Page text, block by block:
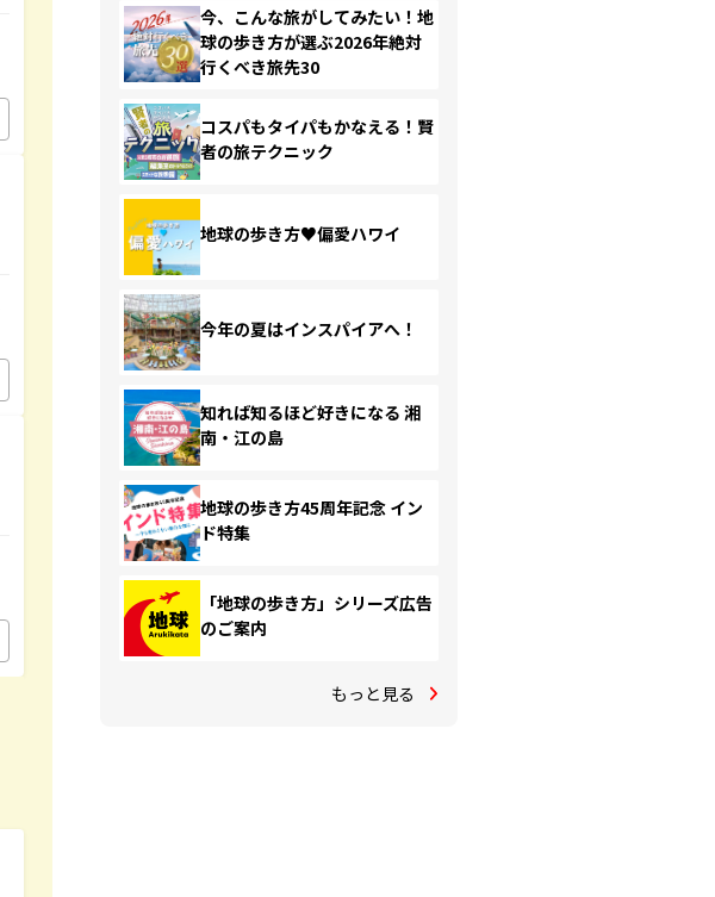
今、こんな旅がしてみたい！地
球の歩き方が選ぶ2026年絶対
行くべき旅先30
コスパもタイパもかなえる！賢
者の旅テクニック
地球の歩き方♥偏愛ハワイ
今年の夏はインスパイアへ！
知れば知るほど好きになる 湘
南・江の島
地球の歩き方45周年記念 イン
ド特集
「地球の歩き方」シリーズ広告
のご案内
もっと見る